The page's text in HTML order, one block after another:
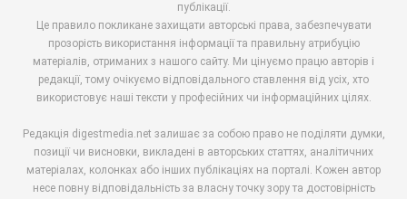
публікації.
Це правило покликане захищати авторські права, забезпечувати
прозорість використання інформації та правильну атрибуцію
матеріалів, отриманих з нашого сайту. Ми цінуємо працю авторів і
редакції, тому очікуємо відповідального ставлення від усіх, хто
використовує наші тексти у професійних чи інформаційних цілях.
Редакція digestmedia.net залишає за собою право не поділяти думки,
позиції чи висновки, викладені в авторських статтях, аналітичних
матеріалах, колонках або інших публікаціях на порталі. Кожен автор
несе повну відповідальність за власну точку зору та достовірність